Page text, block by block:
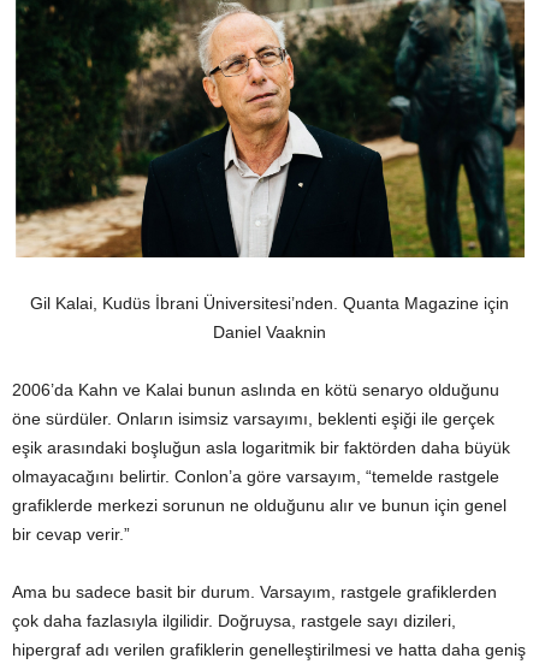
Gil Kalai, Kudüs İbrani Üniversitesi’nden. Quanta Magazine için
Daniel Vaaknin
2006’da Kahn ve Kalai bunun aslında en kötü senaryo olduğunu
öne sürdüler. Onların isimsiz varsayımı, beklenti eşiği ile gerçek
eşik arasındaki boşluğun asla logaritmik bir faktörden daha büyük
olmayacağını belirtir. Conlon’a göre varsayım, “temelde rastgele
grafiklerde merkezi sorunun ne olduğunu alır ve bunun için genel
bir cevap verir.”
Ama bu sadece basit bir durum. Varsayım, rastgele grafiklerden
çok daha fazlasıyla ilgilidir. Doğruysa, rastgele sayı dizileri,
hipergraf adı verilen grafiklerin genelleştirilmesi ve hatta daha geniş